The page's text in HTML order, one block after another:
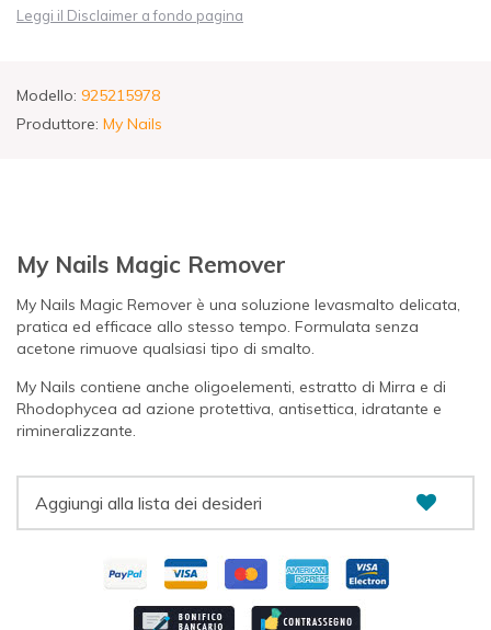
Leggi il Disclaimer a fondo pagina
Modello: 925215978
Produttore: My Nails
My Nails Magic Remover
My Nails Magic Remover è una soluzione levasmalto delicata,
pratica ed efficace allo stesso tempo. Formulata senza
acetone rimuove qualsiasi tipo di smalto.
My Nails contiene anche oligoelementi, estratto di Mirra e di
Rhodophycea ad azione protettiva, antisettica, idratante e
rimineralizzante.
Aggiungi alla lista dei desideri